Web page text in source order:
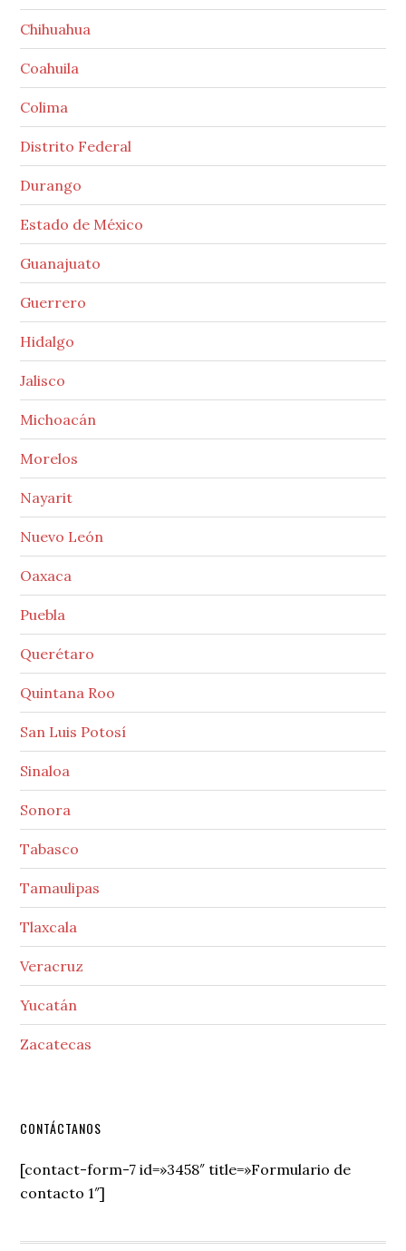
Chihuahua
Coahuila
Colima
Distrito Federal
Durango
Estado de México
Guanajuato
Guerrero
Hidalgo
Jalisco
Michoacán
Morelos
Nayarit
Nuevo León
Oaxaca
Puebla
Querétaro
Quintana Roo
San Luis Potosí
Sinaloa
Sonora
Tabasco
Tamaulipas
Tlaxcala
Veracruz
Yucatán
Zacatecas
Secondary
Sidebar
CONTÁCTANOS
[contact-form-7 id=»3458″ title=»Formulario de
contacto 1″]